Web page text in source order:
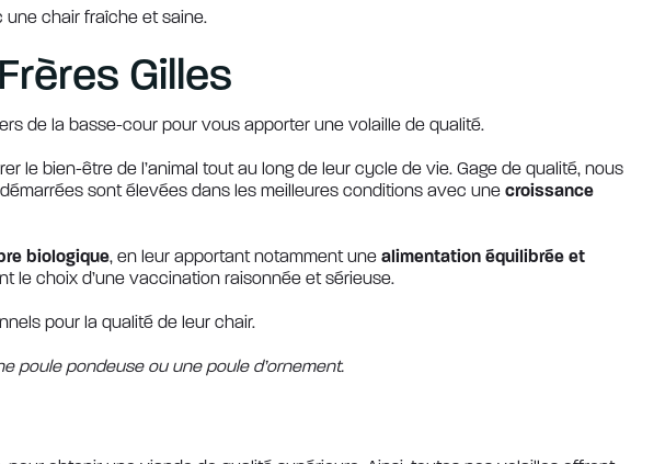
une chair fraîche et saine.
Gilles
de la basse-cour pour vous apporter une volaille de qualité.
le bien-être de l’animal tout au long de leur cycle de vie. Gage de qualité, nous
sont élevées dans les meilleures conditions avec une croissance
biologique, en leur apportant notamment une alimentation équilibrée et
le choix d’une vaccination raisonnée et sérieuse.
pour la qualité de leur chair.
poule pondeuse ou une poule d’ornement.